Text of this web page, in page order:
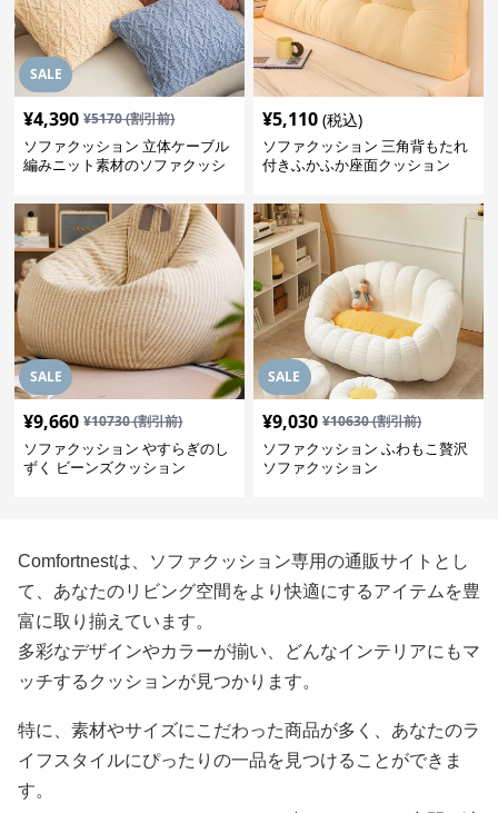
SALE
¥4,390 ¥5170(割引前)
ソファクッション 立体ケーブル
編みニット素材のソファクッシ
¥5,110 (税込)
ソファクッション 三角背もたれ
付きふかふか座面クッション
SALE
¥9,660 ¥10730(割引前)
ソファクッション やすらぎのし
ずく ビーンズクッション
SALE
¥9,030 ¥10630(割引前)
ソファクッション ふわもこ贅沢
ソファクッション
Comfortnestは、ソファクッション専用の通販サイトとし
て、あなたのリビング空間をより快適にするアイテムを豊
富に取り揃えています。
多彩なデザインやカラーが揃い、どんなインテリアにもマ
ッチするクッションが見つかります。
特に、素材やサイズにこだわった商品が多く、あなたのラ
イフスタイルにぴったりの一品を見つけることができま
す。